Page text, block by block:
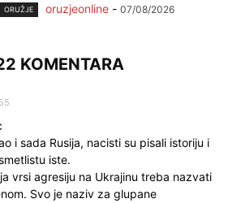
ORUŽJE oruzjeonline - 07/08/2026
KOMENTARA
i sada Rusija, nacisti su pisali istoriju i
iste.
vrsi agresiju na Ukrajinu treba nazvati
Svo je naziv za glupane